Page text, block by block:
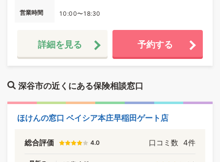
営業時間 10:00〜18:30
詳細を見る 予約する
深谷市の近くにある保険相談窓口
ほけんの窓口 ベイシア本庄早稲田ゲート店
総合評価 4.0 口コミ数 4件